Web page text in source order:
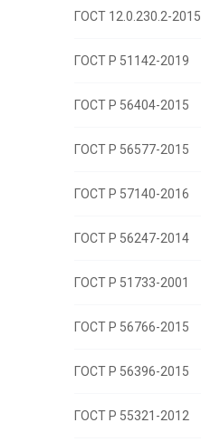
ГОСТ 12.0.230.2-2015
ГОСТ Р 51142-2019
ГОСТ Р 56404-2015
ГОСТ Р 56577-2015
ГОСТ Р 57140-2016
ГОСТ Р 56247-2014
ГОСТ Р 51733-2001
ГОСТ Р 56766-2015
ГОСТ Р 56396-2015
ГОСТ Р 55321-2012